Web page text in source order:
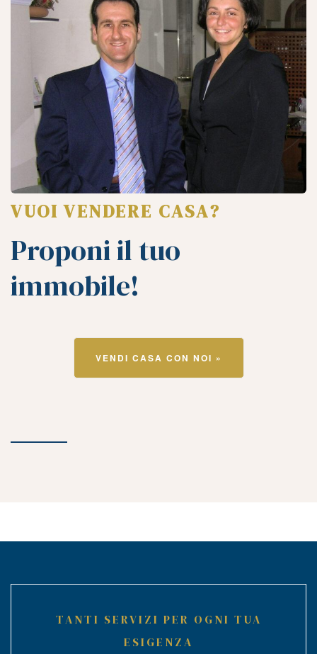
VUOI VENDERE CASA?
Proponi il tuo
immobile!
VENDI CASA CON NOI »
TANTI SERVIZI PER OGNI TUA
ESIGENZA